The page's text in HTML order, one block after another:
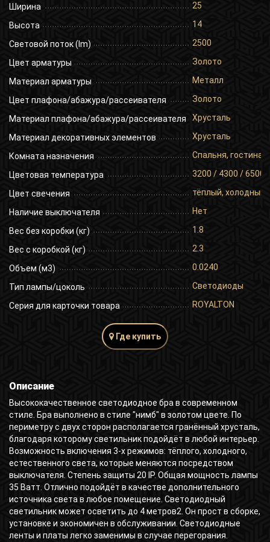
Ширина 25
Высота 14
Световой поток (lm) 2500
Цвет арматуры Золото
Материал арматуры Металл
Цвет плафона/абажура/рассеивателя Золото
Материал плафона/абажура/рассеивателя Хрусталь
Материал декоративных элементов Хрусталь
Комната назначения Спальня,
Цветовая температура 3200 / 4300 / 6500
Цвет свечения тёплый, холодный,
Наличие выключателя Нет
Вес без коробки (кг) 1.8
Вес с коробкой (кг) 2.3
Объем (м3) 0.0240
Тип лампы/цоколь Светодиоды
Серия для карточки товара ROYALTON
Где купить
Описание
Высококачественное светодиодное бра в современном
стиле. Бра выполнено в стиле "нимб" в золотом цвете. По
периметру с двух сторон располагается гранённый хрусталь,
благодаря которому светильник подойдёт в любой интерьер.
Возможность включения 3-х режимов: тёплого, холодного,
естественного света, которые меняются посредством
выключателя. Степень защиты 20 IP. Общая мощность лампы
35 Ватт. Отлично подойдёт в качестве дополнительного
источника света в любое помещение. Светодиодный
светильник может осветить до 4 метров2. Он прост в сборке,
установке и экономичен в обслуживании. Светодиодные
ленты и платы легко заменимы в случае перегорания.